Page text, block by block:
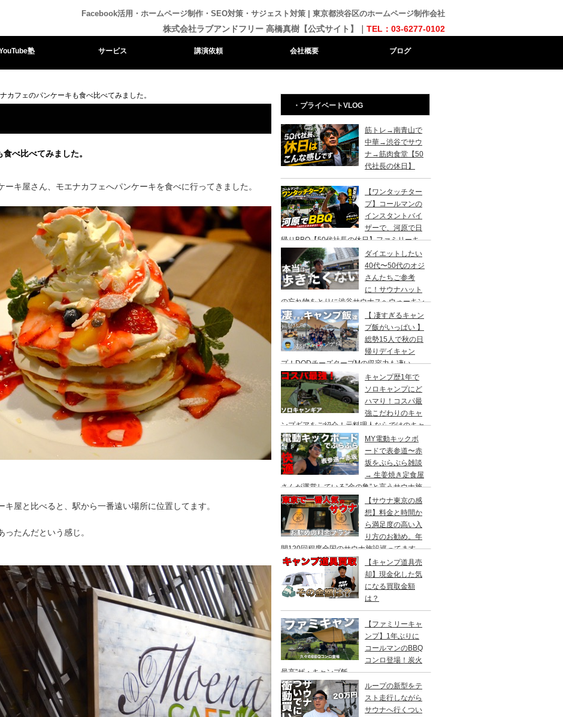
Facebook活用・ホームページ制作・SEO対策・サジェスト対策 | 東京都渋谷区のホームページ制作会社
株式会社ラブアンドフリー 高橋真樹【公式サイト】｜ TEL：03-6277-0102
塾 サービス 講演依頼 会社概要 ブログ
カフェのパンケーキも食べ比べてみました。
べ比べてみました。
キ屋さん、モエナカフェへパンケーキを食べに行ってきました。
屋と比べると、駅から一番遠い場所に位置してます。
たんだという感じ。
・プライベートVLOG
筋トレ→南青山で
中華→渋谷でサウ
ナ→筋肉食堂【50
代社長の休日】
【ワンタッチター
プ】コールマンの
インスタントバイ
ザーで、河原で日
帰りBBQ【50代社長の休日】ファミリーキ
ャンプ初心者さんは、まずこのスタイルでデ
イキャンプがおすすめです。
ダイエットしたい
40代〜50代のオジ
さんたちご参考
に！サウナハット
の忘れ物をとりに渋谷サウナスへウォーキン
グ→ ランチはカレー食べに六本木のCoCo壱
番屋へ
【 凄すぎるキャン
プ飯がいっぱい 】
総勢15人で秋の日
帰りデイキャン
プ！DODチーズタープMの収容力も凄い。
都内のキャンプ場”秋川橋河川公園バーベキ
ューランド”
キャンプ歴1年で
ソロキャンプにど
ハマり！コスパ最
強こだわりのキャ
ンプギアをご紹介！元料理人ならではのキャ
ンプ飯も堪能。今回は、千葉県一番星キャン
プ場で雨キャンプでソログルキャンプ。
MY電動キックボ
ードで表参道〜赤
坂をぷらぷら雑談
→ 生姜焼き定食屋
さんが運営している”金の亀”と言うサウナ施
設へ行ってきました。
【サウナ東京の感
想】料金と時間か
ら満足度の高い入
り方のお勧め。年
間120回程度全国のサウナ施設巡ってます。
【キャンプ道具売
却】現金化した気
になる買取金額
は？
【ファミリーキャ
ンプ】1年ぶりに
コールマンのBBQ
コンロ登場！炭火
最高”ザ・キャンプ飯
ループの新型をテ
スト走行しながら
サウナへ行くつい